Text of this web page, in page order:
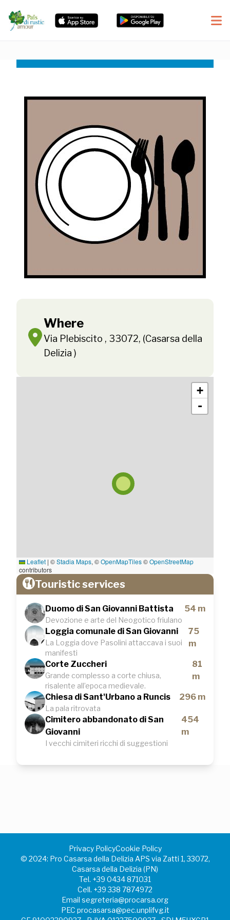
Where
Via Plebiscito , 33072, (Casarsa della
Delizia )
+
-
Leaflet | ©Stadia Maps, ©OpenMapTiles©OpenStreetMap
contributors
Touristic services
Duomo di San Giovanni Battista
Devozione e arte del Neogotico friulano
54 m
Loggia comunale di San Giovanni
La Loggia dove Pasolini attaccava i suoi
manifesti
75
m
Corte Zuccheri
Grande complesso a corte chiusa,
risalente all’epoca medievale.
81
m
Chiesa di Sant'Urbano a Runcis
La pala ritrovata
296 m
Cimitero abbandonato di San
Giovanni
I vecchi cimiteri ricchi di suggestioni
454
m
Privacy PolicyCookie Policy
©️ 2024: Pro Casarsa della Delizia APS via Zatti 1, 33072,
Casarsa della Delizia (PN)
Tel. +39 0434 871031
Cell. +39 338 7874972
Email segreteria@procarsa.org
PEC procasarsa@pec.unplifvg.it